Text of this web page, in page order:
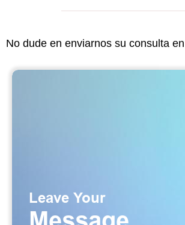
No dude en enviarnos su consulta